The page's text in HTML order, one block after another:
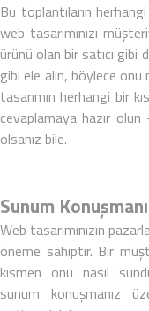
Bu toplantıların
web tasarımınızı
ürünü olan bir satıcı gibi
gibi ele alın, böylece
tasarımın herhangi bir
cevaplamaya hazır
olsanız bile.
Sunum
Web tasarımınızın
öneme sahiptir. Bir
kısmen onu nasıl
sunum konuşmanız